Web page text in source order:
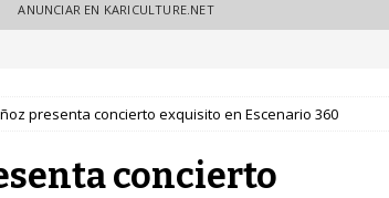
ANUNCIAR EN KARICULTURE.NET
presenta concierto exquisito en Escenario 360
concierto